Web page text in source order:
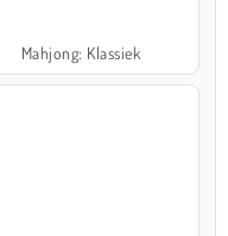
Mahjong: Klassiek